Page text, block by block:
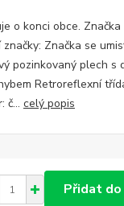
o konci obce. Značka
Značka se
pozinkovaný plech s
Retroreflexní
č... celý popis
Přidat do